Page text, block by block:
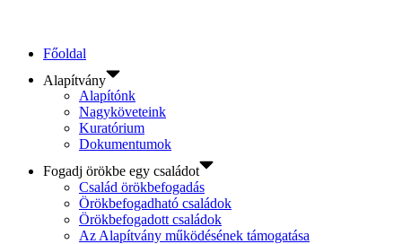
Főoldal
Alapítvány
Alapítónk
Nagyköveteink
Kuratórium
Dokumentumok
Fogadj örökbe egy családot
Család örökbefogadás
Örökbefogadható családok
Örökbefogadott családok
Az Alapítvány működésének támogatása